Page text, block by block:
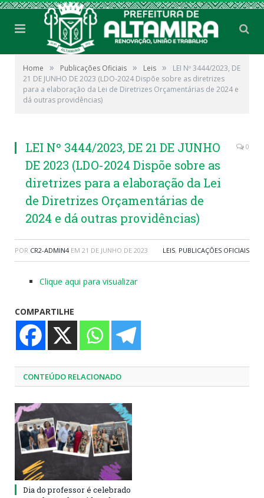
Home » Publicações Oficiais » Leis »
LEI Nº 3444/2023, DE
21 DE JUNHO DE 2023 (LDO-2024 Dispõe sobre as diretrizes
para a elaboração da Lei de Diretrizes Orçamentárias de 2024 e
dá outras providências)
LEI Nº 3444/2023, DE 21 DE JUNHO
DE 2023 (LDO-2024 Dispõe sobre as
diretrizes para a elaboração da Lei
de Diretrizes Orçamentárias de
2024 e dá outras providências)
0
POR CR2-ADMIN4 EM 21 DE JUNHO DE 2023 LEIS, PUBLICAÇÕES OFICIAIS
Clique aqui para visualizar
COMPARTILHE
CONTEÚDO RELACIONADO
Dia do professor é celebrado